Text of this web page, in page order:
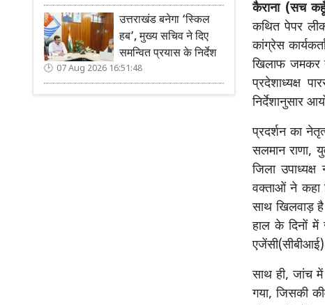
उत्तराखंड बनेगा ‘स्किल
हब’, मुख्य सचिव ने दिए
समन्वित प्रयास के निर्देश
07 Aug 2026 16:51:48
कैराना (सच
कथित पेपर
कांग्रेस
खिलाफ जमकर
प्रदेशाध्यक्ष
निर्देशानुसार
प्रदर्शन का
सलमान राणा,
जिला
वक्ताओं ने कहा
साथ खिलवाड़
हाल के दिनों में
साथ ही, जांच में
गया, जिसकी